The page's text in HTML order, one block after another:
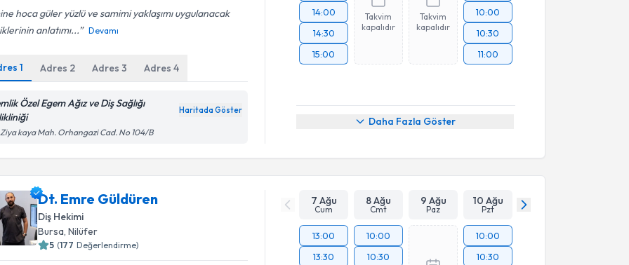
hoca güler yüzlü ve samimi yaklaşımı uygulanacak
anlatımı...
Devamı
1 Adres 2 Adres3 Adres4
Özel Egem Ağız ve Diş Sağlığı
Haritada Göster
kaya Mah. Orhangazi Cad. No 104/B
14:00
14:30
15:00
Takvim
kapalıdır
Takvim
kapalıdır
10:00
10:30
11:00
Daha Fazla Göster
Dt. Emre Güldüren
Diş Hekimi
Bursa , Nilüfer
5 (177 Değerlendirme)
7 Ağu
Cum
8 Ağu
Cmt
9 Ağu
Paz
10 Ağu
Pzt
13:00
13:30
10:00
10:30
10:00
10:30